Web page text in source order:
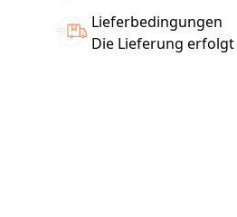
Lieferbedingungen
Die Lieferung